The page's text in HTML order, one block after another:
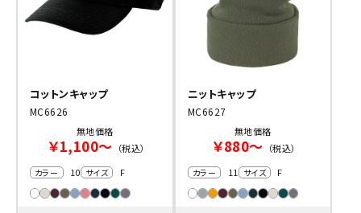
コットンキャップ
MC6626
無地価格
￥1,100～ （税込）
カラー 10 サイズ F
ニットキャップ
MC6627
無地価格
￥880～ （税込）
カラー 11 サイズ F